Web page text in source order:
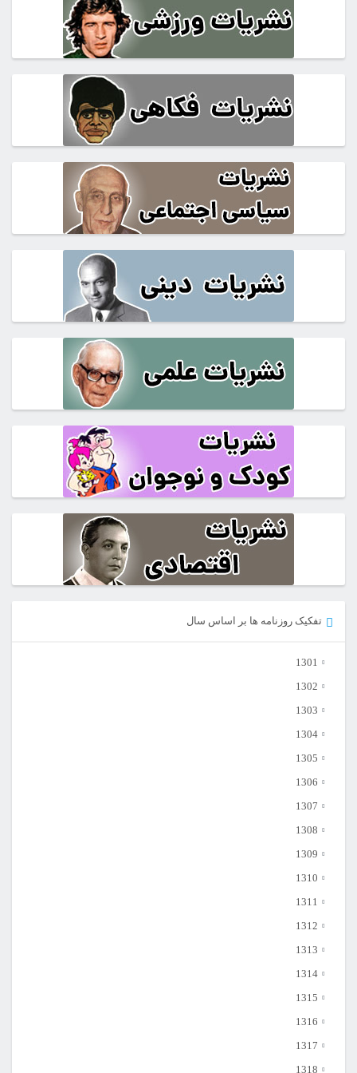
تفکیک روزنامه ها بر اساس سال
1301
1302
1303
1304
1305
1306
1307
1308
1309
1310
1311
1312
1313
1314
1315
1316
1317
1318